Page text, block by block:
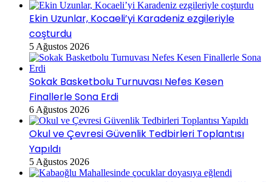
Ekin Uzunlar, Kocaeli’yi Karadeniz ezgileriyle
coşturdu
5 Ağustos 2026
Sokak Basketbolu Turnuvası Nefes Kesen
Finallerle Sona Erdi
6 Ağustos 2026
Okul ve Çevresi Güvenlik Tedbirleri Toplantısı
Yapıldı
5 Ağustos 2026